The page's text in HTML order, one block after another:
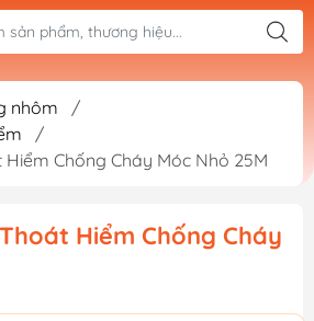
nhôm
/
/
Chống Cháy Móc Nhỏ 25M
Hiểm Chống Cháy